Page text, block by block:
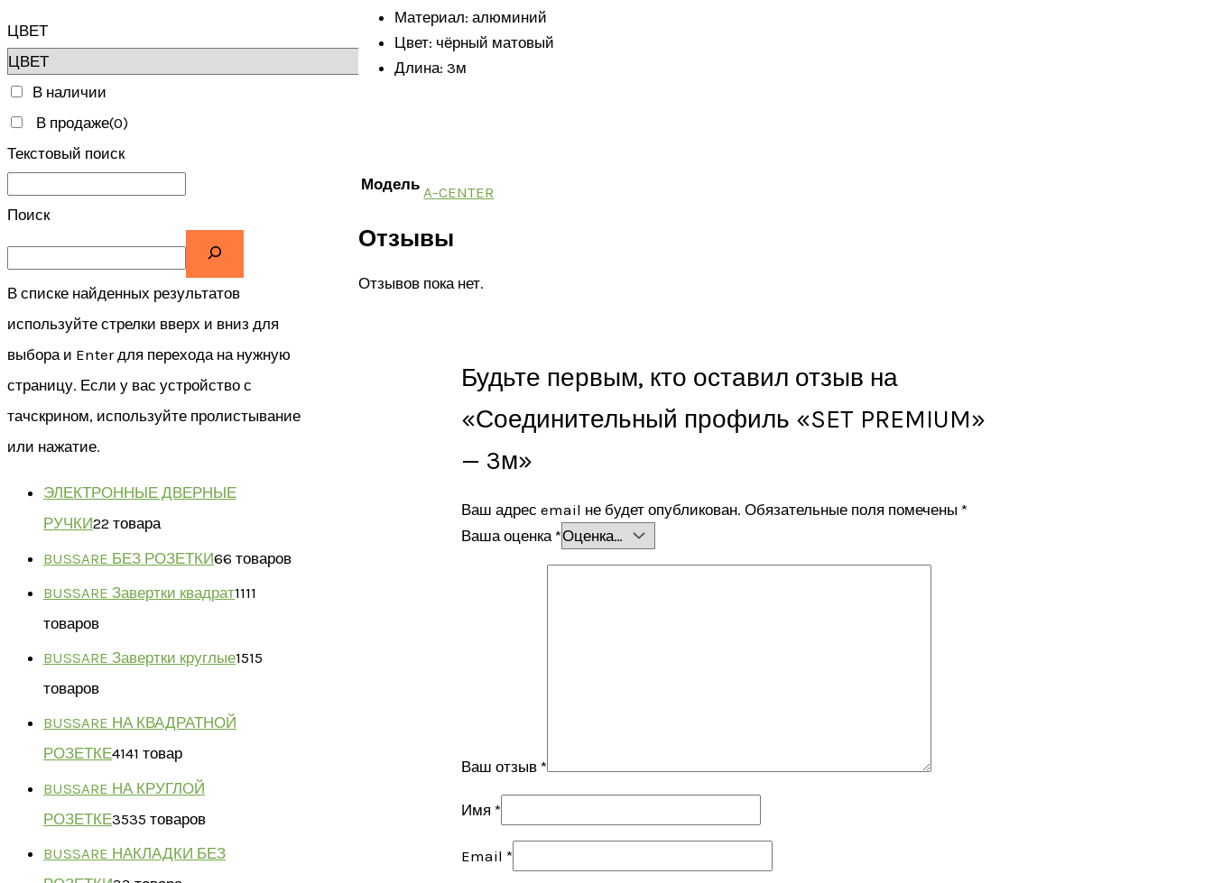
ЦВЕТ
В наличии
В продаже(0)
Текстовый поиск
Поиск
В списке найденных результатов
используйте стрелки вверх и вниз для
выбора и Enter для перехода на нужную
страницу. Если у вас устройство с
тачскрином, используйте пролистывание
или нажатие.
ЭЛЕКТРОННЫЕ ДВЕРНЫЕ
РУЧКИ22 товара
BUSSARE БЕЗ РОЗЕТКИ66 товаров
BUSSARE Завертки квадрат1111
товаров
BUSSARE Завертки круглые1515
товаров
BUSSARE НА КВАДРАТНОЙ
РОЗЕТКЕ4141 товар
BUSSARE НА КРУГЛОЙ
РОЗЕТКЕ3535 товаров
BUSSARE НАКЛАДКИ БЕЗ
Материал: алюминий
Цвет: чёрный матовый
Длина: 3м
Модель A-CENTER
Отзывы
Отзывов пока нет.
Будьте первым, кто оставил отзыв на
«Соединительный профиль «SET PREMIUM»
— 3м»
Ваш адрес email не будет опубликован. Обязательные поля помечены *
Ваша оценка*
Ваш отзыв *
Имя *
Email *